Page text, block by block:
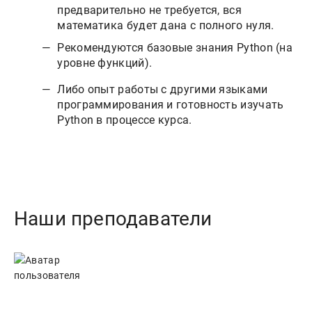
предварительно не требуется, вся
математика будет дана с полного нуля.
Рекомендуются базовые знания Python (на
уровне функций).
Либо опыт работы с другими языками
программирования и готовность изучать
Python в процессе курса.
Наши преподаватели